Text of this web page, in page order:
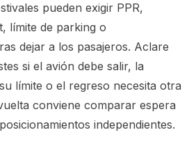
pueden exigir PPR,
límite de parking o
dejar a los pasajeros. Aclare
si el avión debe salir, la
límite o el regreso necesita otra
conviene comparar espera
independientes.